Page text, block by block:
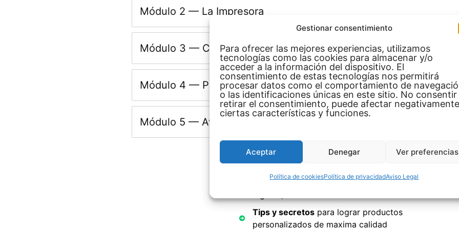
Gestionar consentimiento
Para ofrecer las mejores experiencias, utilizamos
tecnologías como las cookies para almacenar y/o
acceder a la información del dispositivo. El
consentimiento de estas tecnologías nos permitirá
procesar datos como el comportamiento de
o las identificaciones únicas en este sitio. No consentir
retirar el consentimiento, puede afectar
ciertas características y funciones.
Aceptar Denegar Ver preferencias
Política de cookiesPolítica de privacidadAviso Legal
Módulo 2 — La Impresora
Módulo 3 — Configuración de Máquinas
Módulo 4 — Productos a sublimar
Módulo 5 — Avanzado y extras
Bonos incluidos
10 GB dePlantillas editables(tazas, textil y
Tips y secretospara lograr productos
personalizados de maxima calidad